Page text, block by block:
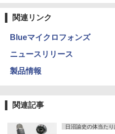
関連リンク
Blueマイクロフォンズ
ニュースリリース
製品情報
関連記事
日沼諭史の体当たり